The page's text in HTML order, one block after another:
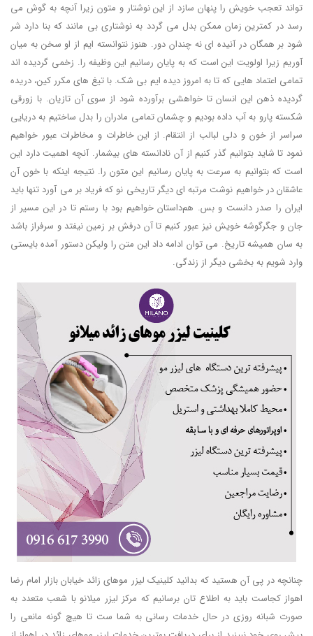
تواند تعجب خویش را پنهان سازد از این نوشتار و متون زیرا آنچه به گوش می
رسد در کمترین زمان ممکن بدل می گردد به نوشتاری بی مانند که بنا دارد شر
شود بر همگان در آنیده ای نه چندان دور. هنوز نتوانسته ایم از او سخن به میان
آوریم زیرا اولویت این است که به پایان رسانیم این وظیفه را. زخمی گردیده اند
تمامی اعتماد هایی که تا به امروز دیده ایم بی شک. با تیغ های مکرر کین، دریده
گردیده ذهن این انسان تا خواهشی برآورده شود از سوی آن تازیان. با زورقی
شکسته پارو به آب داده بودیم و چشمان تمامی مادران را بدل ساختیم به دریایی
سراسر از خون و دلی لبالب از انتقام. از این خاطرات و مخاطرات عبور خواهیم
نمود تا شاید بتوانیم گذر کنیم از آن نادانسته های بیشمار. آنچه اهمیت دارد این
است که بتوانیم به سرعت به پایان رسانیم این متون را. نتیجه اینکه با خون آن
عاشقان در خواهیم نوشت مرتبه ای دیگر تاریخی نو که فریاد بر می آورد تنها باید
ایران را صدر دانست و بس. هم‌داستان خواهیم بود با رستم تا در این مسیر از
جان و جگرگوشه خویش نیز عبور کنیم تا آن درفش بر زمین نیفتد و سرفراز باشد
به سان همیشه تاریخ. می توان ادامه داد این متن را ولیکن دستور آمده بایستی
وارد شویم به بخشی دیگر از زندگی.
چنانچه در پی آن هستید که بدانید کلینیک لیزر موهای زائد خیابان بازار امام رضا
اهواز کجاست باید به اطلاع تان برسانیم که مرکز لیزر میلانو با شعب متعدد به
صورت شبانه روزی در حال خدمات رسانی به شما ست تا هیچ گونه مانعی را